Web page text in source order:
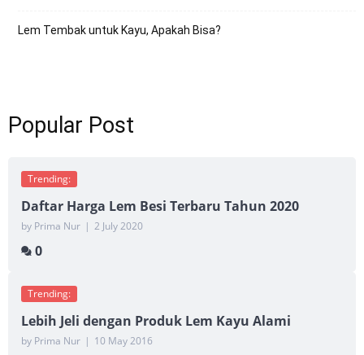
Lem Tembak untuk Kayu, Apakah Bisa?
Popular Post
Trending:
Daftar Harga Lem Besi Terbaru Tahun 2020
by Prima Nur | 2 July 2020
0
Trending:
Lebih Jeli dengan Produk Lem Kayu Alami
by Prima Nur | 10 May 2016